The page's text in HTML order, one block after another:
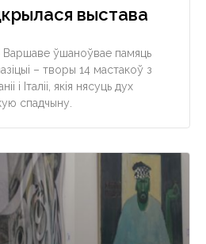
выстава
Варшаве ўшаноўвае памяць
– творы 14 мастакоў з
і Італіі, якія нясуць дух
спадчыну.